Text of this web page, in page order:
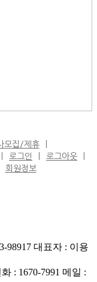
모집/제휴
로그인
로그아웃
회원정보
98917 대표자 : 이용
: 1670-7991 메일 :